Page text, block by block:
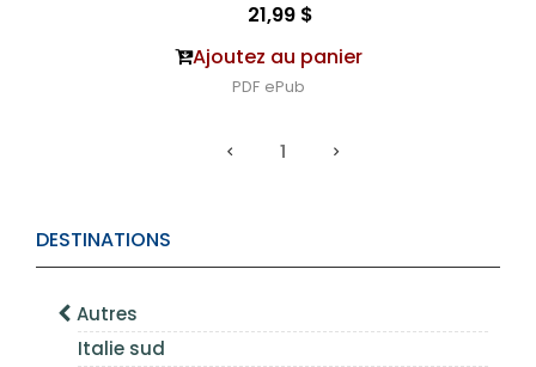
DESTINATIONS
Autres
Italie sud
21,99 $
Ajoutez au panier
PDF ePub
1